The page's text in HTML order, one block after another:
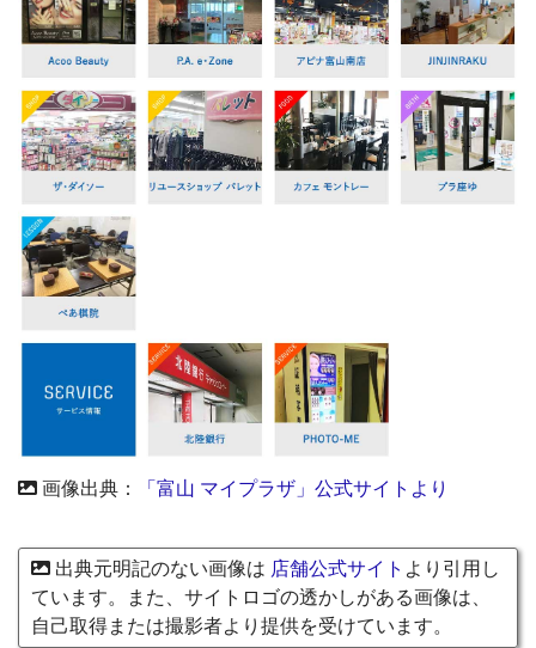
画像出典： 「富山 マイプラザ」公式サイトより
出典元明記のない画像は 店舗公式サイト より引用し
ています。また、サイトロゴの透かしがある画像は、
自己取得または撮影者より提供を受けています。